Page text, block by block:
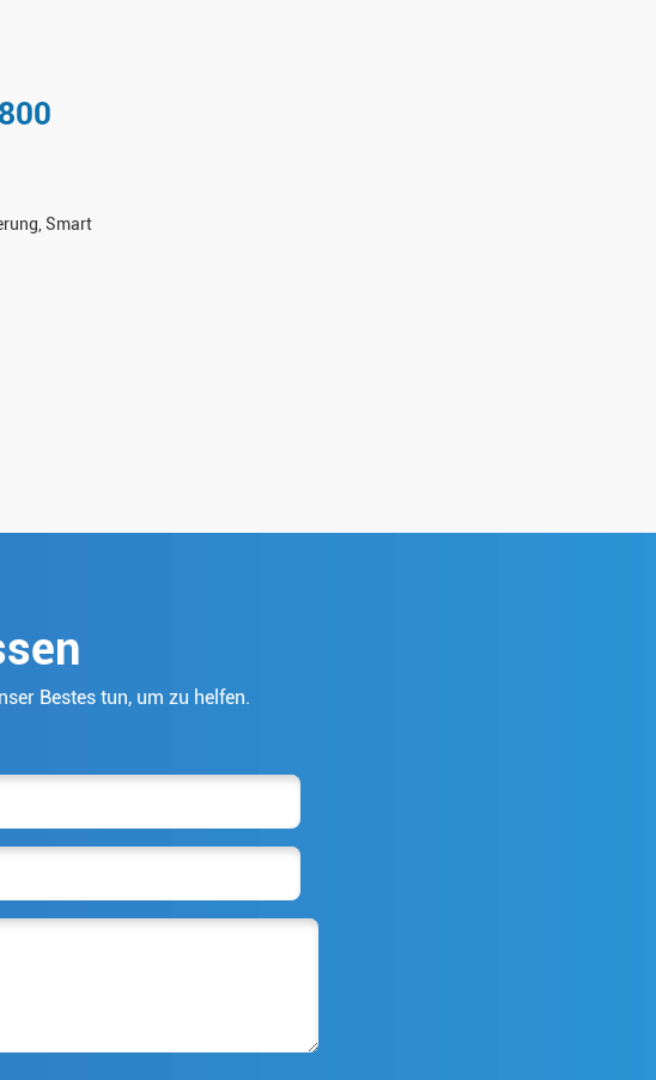
Smart
Bestes tun, um zu helfen.